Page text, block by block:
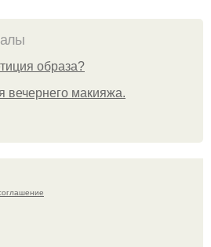
образа?
вечернего макияжа.